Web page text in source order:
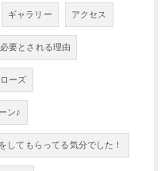
ギャラリー アクセス
要とされる理由
ーズ
ン♪
してもらってる気分でした！